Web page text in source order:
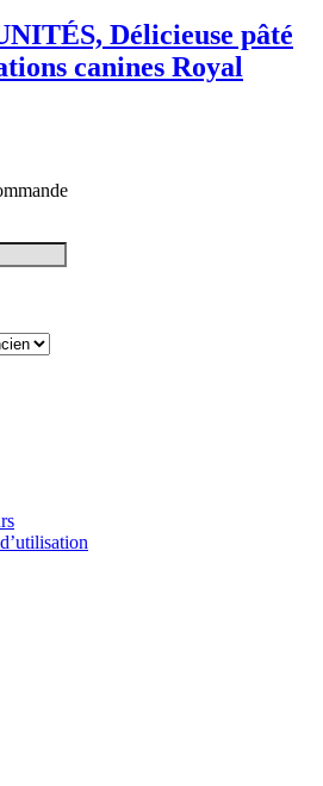
Délicieuse pâté
canines Royal